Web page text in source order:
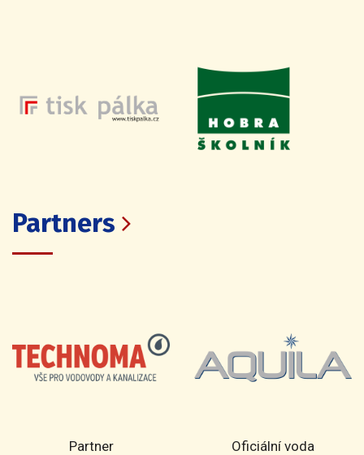
Partners
Partner Oficiální voda